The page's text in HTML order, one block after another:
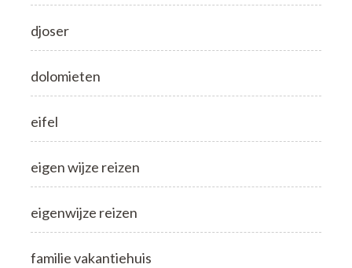
djoser
dolomieten
eifel
eigen wijze reizen
eigenwijze reizen
familie vakantiehuis